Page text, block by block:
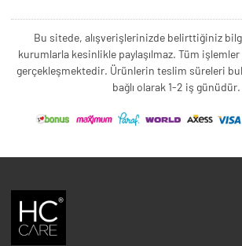
Bu sitede, alışverişlerinizde belirttiğiniz
kurumlarla kesinlikle paylaşılmaz. Tüm
gerçekleşmektedir. Ürünlerin teslim süreleri
bağlı olarak 1-2 iş günüdür.